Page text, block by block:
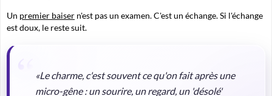
Un premier baiser n'est pas un examen.C'est un échange. Si l'échange
est doux, le reste suit.
«Le charme, c'est souvent ce qu'on fait après une
micro-gêne : un sourire, un regard, un 'désolé'